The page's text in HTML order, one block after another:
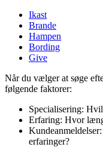
Ikast
Brande
Hampen
Bording
Give
Når du vælger at søge
følgende faktorer:
Specialisering:
Erfaring: Hvor
erfaringer?